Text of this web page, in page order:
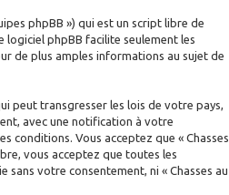
phpBB ») qui est un script libre de
logiciel phpBB facilite seulement les
de plus amples informations au sujet de
peut transgresser les lois de votre pays,
avec une notification à votre
conditions. Vous acceptez que « Chasses
vous acceptez que toutes les
votre consentement, ni « Chasses au